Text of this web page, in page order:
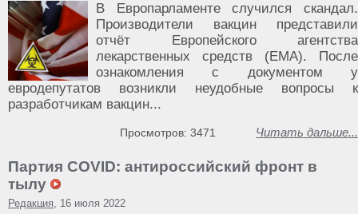
В Европарламенте случился скандал.
Производители вакцин представили
отчёт Европейского агентства
лекарственных средств (ЕМА). После
ознакомления с документом у
евродепутатов возникли неудобные вопросы к
разработчикам вакцин...
Читать дальше...
Просмотров: 3471
Партия COVID: антироссийский фронт в
тылу
Редакция, 16 июля 2022